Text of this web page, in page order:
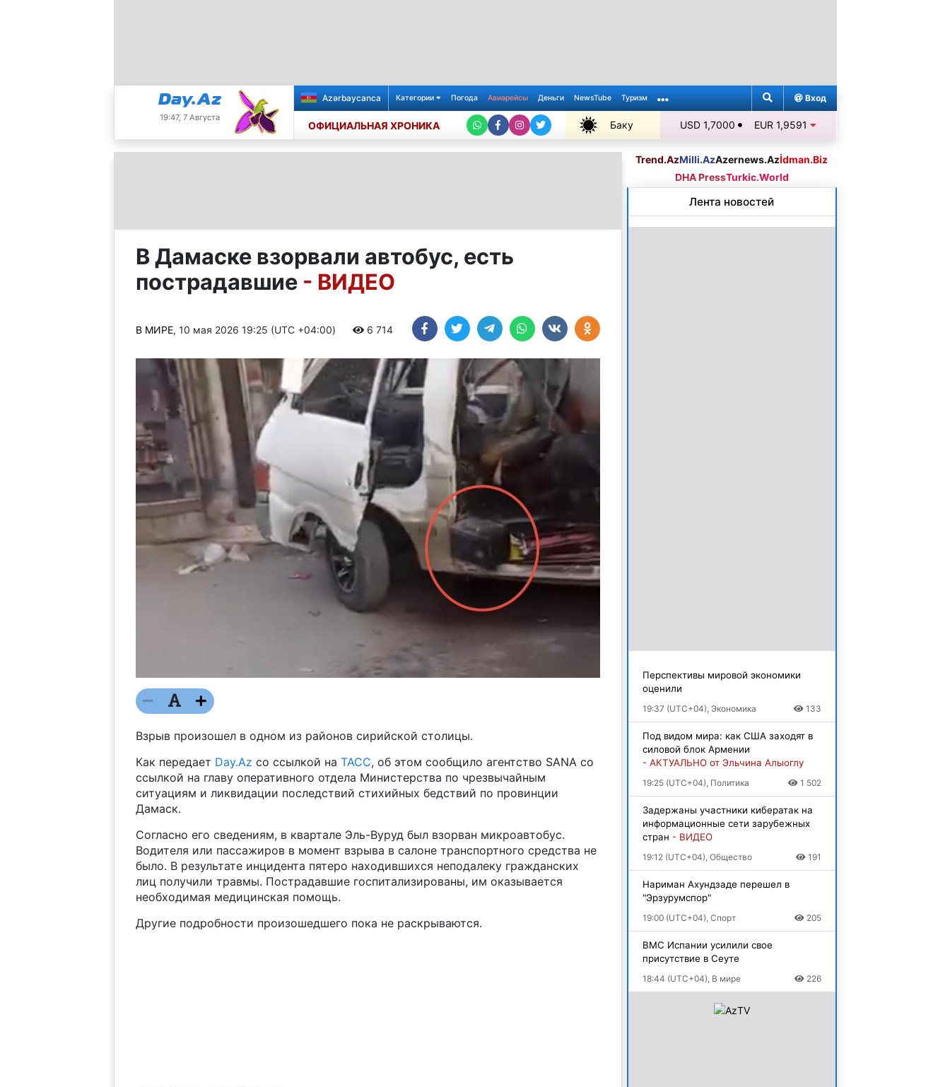
19:47, 7 Августа
Azərbaycanca Категории Погода Авиарейсы Деньги NewsTube Туризм Вход
ОФИЦИАЛЬНАЯ ХРОНИКА Баку
+29℃
USD 1,7000 EUR 1,9591
В Дамаске взорвали автобус, есть
пострадавшие - ВИДЕО
В МИРЕ, 10 мая 2026 19:25 (UTC +04:00) 6 714
Взрыв произошел в одном из районов сирийской столицы.
Как передает Day.Az со ссылкой на ТАСС, об этом сообщило агентство SANA со
ссылкой на главу оперативного отдела Министерства по чрезвычайным
ситуациям и ликвидации последствий стихийных бедствий по провинции
Дамаск.
Согласно его сведениям, в квартале Эль-Вуруд был взорван микроавтобус.
Водителя или пассажиров в момент взрыва в салоне транспортного средства не
было. В результате инцидента пятеро находившихся неподалеку гражданских
лиц получили травмы. Пострадавшие госпитализированы, им оказывается
необходимая медицинская помощь.
Другие подробности произошедшего пока не раскрываются.
Trend.AzMilli.AzAzernews.Azİdman.Biz
DHA PressTurkic.World
Лента новостей
Перспективы мировой экономики
оценили
19:37 (UTC+04), Экономика 133
Под видом мира: как США заходят в
силовой блок Армении
- АКТУАЛЬНО от Эльчина Алыоглу
19:25 (UTC+04), Политика 1 502
Задержаны участники кибератак на
информационные сети зарубежных
стран - ВИДЕО
19:12 (UTC+04), Общество 191
Нариман Ахундзаде перешел в
"Эрзурумспор"
19:00 (UTC+04), Спорт 205
ВМС Испании усилили свое
присутствие в Сеуте
18:44 (UTC+04), В мире 226